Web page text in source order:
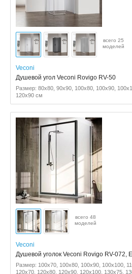
всего 25
моделей
Veconi
Душевой угол Veconi Rovigo RV-50
Размер: 80x80, 90x90, 100x80, 100x90,
120x90 см
всего 48
моделей
Veconi
Душевой уголок Veconi Rovigo RV-072,
Размер: 100x70, 100x80, 100x90, 100x100,
120x70, 120x80, 120x90, 120x100, 130x75,